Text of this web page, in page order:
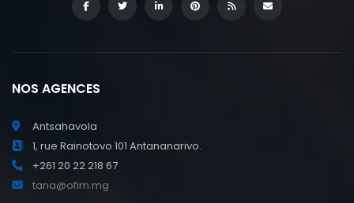
NOS AGENCES
Antsahavola
1, rue Rainotovo 101 Antananarivo.
+261 20 22 218 67
tana@ofim.mg